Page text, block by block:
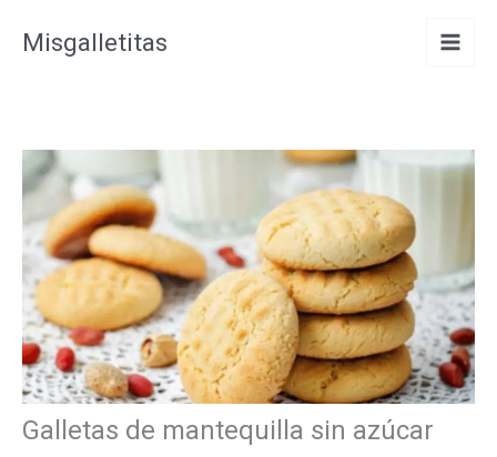
Misgalletitas
Galletas de mantequilla sin azúcar